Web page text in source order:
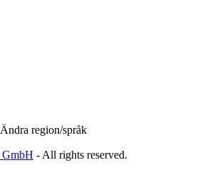
Ändra region/språk
GmbH - All rights reserved.